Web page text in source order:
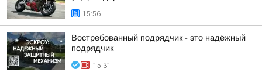
15:56
Востребованный подрядчик - это надёжный
подрядчик
15:31